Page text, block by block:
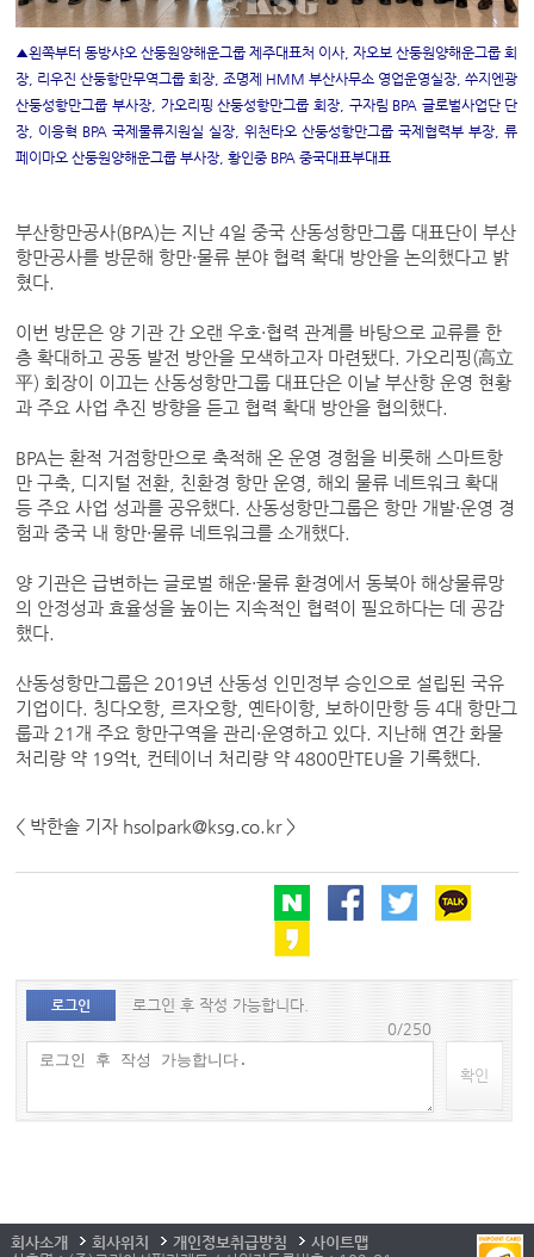
▲왼쪽부터 동방샤오 산둥원양해운그룹 제주대표처 이사, 자오보 산둥원양해운그룹 회
장, 리우진 산둥항만무역그룹 회장, 조명제 HMM 부산사무소 영업운영실장, 쑤지엔광
산둥성항만그룹 부사장, 가오리핑 산둥성항만그룹 회장, 구자림 BPA 글로벌사업단 단
장, 이응혁 BPA 국제물류지원실 실장, 위천타오 산둥성항만그룹 국제협력부 부장, 류
페이마오 산둥원양해운그룹 부사장, 황인중 BPA 중국대표부대표
부산항만공사(BPA)는 지난 4일 중국 산동성항만그룹 대표단이 부산
항만공사를 방문해 항만·물류 분야 협력 확대 방안을 논의했다고 밝
혔다.
이번 방문은 양 기관 간 오랜 우호·협력 관계를 바탕으로 교류를 한
층 확대하고 공동 발전 방안을 모색하고자 마련됐다. 가오리핑(高立
平) 회장이 이끄는 산동성항만그룹 대표단은 이날 부산항 운영 현황
과 주요 사업 추진 방향을 듣고 협력 확대 방안을 협의했다.
BPA는 환적 거점항만으로 축적해 온 운영 경험을 비롯해 스마트항
만 구축, 디지털 전환, 친환경 항만 운영, 해외 물류 네트워크 확대
등 주요 사업 성과를 공유했다. 산동성항만그룹은 항만 개발·운영 경
험과 중국 내 항만·물류 네트워크를 소개했다.
양 기관은 급변하는 글로벌 해운·물류 환경에서 동북아 해상물류망
의 안정성과 효율성을 높이는 지속적인 협력이 필요하다는 데 공감
했다.
산동성항만그룹은 2019년 산동성 인민정부 승인으로 설립된 국유
기업이다. 칭다오항, 르자오항, 옌타이항, 보하이만항 등 4대 항만그
룹과 21개 주요 항만구역을 관리·운영하고 있다. 지난해 연간 화물
처리량 약 19억t, 컨테이너 처리량 약 4800만TEU을 기록했다.
< 박한솔 기자 hsolpark@ksg.co.kr >
로그인
로그인 후 작성 가능합니다.
0/250
확인
회사소개 회사위치 개인정보취급방침
사이트맵